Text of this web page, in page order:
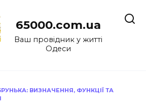
65000.com.ua
Ваш провідник у житті
Одеси
ВИЗНАЧЕННЯ, ФУНКЦІЇ ТА